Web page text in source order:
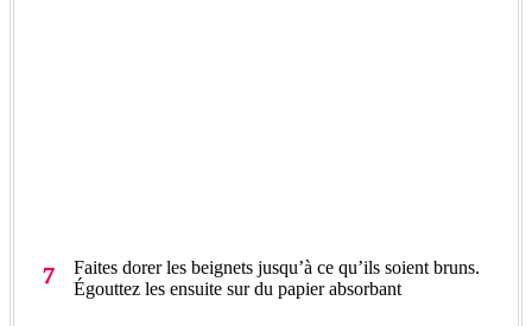
Faites dorer les beignets jusqu’à ce qu’ils soient bruns.
Égouttez les ensuite sur du papier absorbant